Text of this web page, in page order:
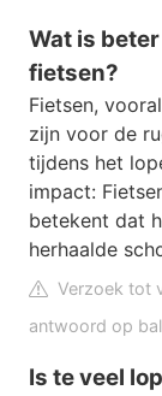
Wat is
fietsen?
Fietsen,
zijn voor de
tijdens het
impact:
betekent dat
herhaalde
Verzoek tot
antwoord op
Is te veel